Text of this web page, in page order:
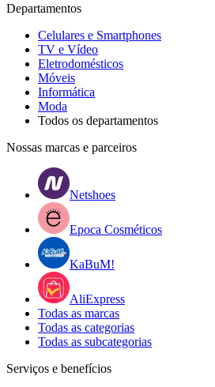
Departamentos
Celulares e Smartphones
TV e Vídeo
Eletrodomésticos
Móveis
Informática
Moda
Todos os departamentos
Nossas marcas e parceiros
Netshoes
Epoca Cosméticos
KaBuM!
AliExpress
Todas as marcas
Todas as categorias
Todas as subcategorias
Serviços e benefícios